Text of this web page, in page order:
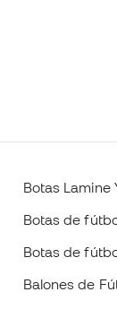
Botas Lamine
Botas de
Botas de
Balones de